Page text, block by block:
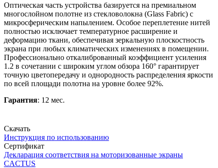
Оптическая часть устройства базируется на премиальном
многослойном полотне из стекловолокна (Glass Fabric) с
микросферическим напылением. Особое переплетение нитей
полностью исключает температурное расширение и
деформацию ткани, обеспечивая зеркальную плоскостность
экрана при любых климатических изменениях в помещении.
Профессионально откалиброванный коэффициент усиления
1.2 в сочетании с широким углом обзора 160° гарантирует
точную цветопередачу и однородность распределения яркости
по всей площади полотна на уровне более 92%.
Гарантия: 12 мес.
Скачать
Инструкция по использованию
Сертификат
Декларация соответствия на моторизованные экраны
CACTUS